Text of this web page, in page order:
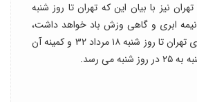
نیز با بیان این که تهران تا روز شنبه
ابری و گاهی وزش باد خواهد داشت،
اظهار کرد: بیشینه هوای تهران تا روز شنبه ۱۸ مرداد ۳۲ و کمینه آن